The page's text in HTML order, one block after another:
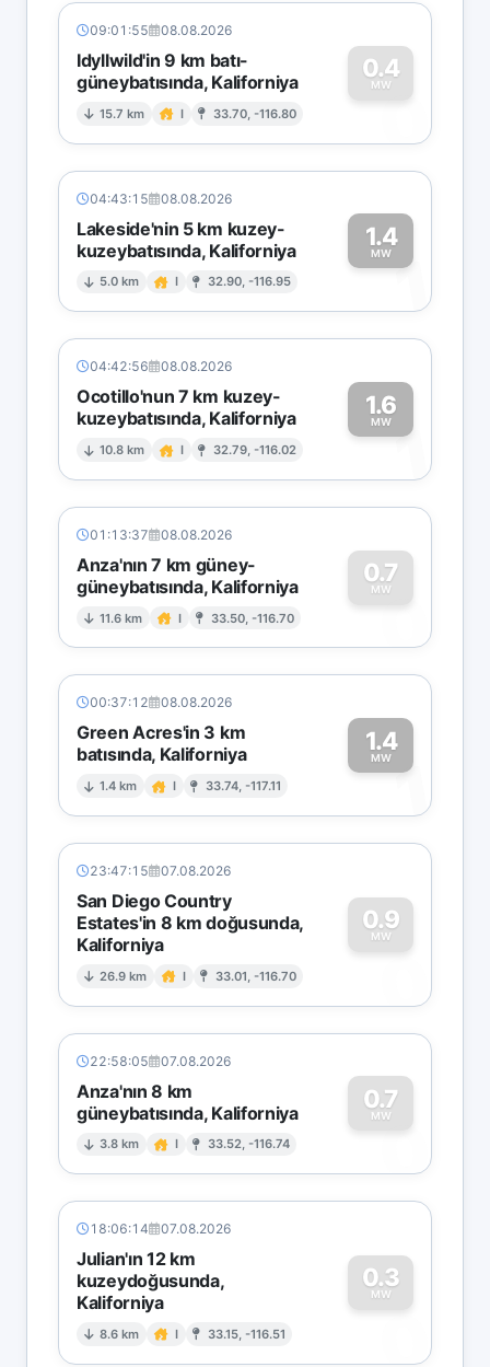
09:01:55 08.08.2026
Idyllwild'in 9 km batı-
güneybatısında, Kaliforniya
15.7 km I 33.70, -116.80
0.4
MW
0
04:43:15 08.08.2026
Lakeside'nin 5 km kuzey-
kuzeybatısında, Kaliforniya
5.0 km I 32.90, -116.95
1.4
MW1
04:42:56 08.08.2026
Ocotillo'nun 7 km kuzey-
kuzeybatısında, Kaliforniya
10.8 km I 32.79, -116.02
1.6
MW1
01:13:37 08.08.2026
Anza'nın 7 km güney-
güneybatısında, Kaliforniya
11.6 km I 33.50, -116.70
0.7
MW
0
00:37:12 08.08.2026
Green Acres'in 3 km
batısında, Kaliforniya
1.4 km I 33.74, -117.11
1.4
MW1
23:47:15 07.08.2026
San Diego Country
Estates'in 8 km doğusunda,
Kaliforniya
26.9 km I 33.01, -116.70
0.9
MW
0
22:58:05 07.08.2026
Anza'nın 8 km
güneybatısında, Kaliforniya
3.8 km I 33.52, -116.74
0.7
MW
0
18:06:14 07.08.2026
Julian'ın 12 km
kuzeydoğusunda,
Kaliforniya
8.6 km I 33.15, -116.51
0.3
MW
0